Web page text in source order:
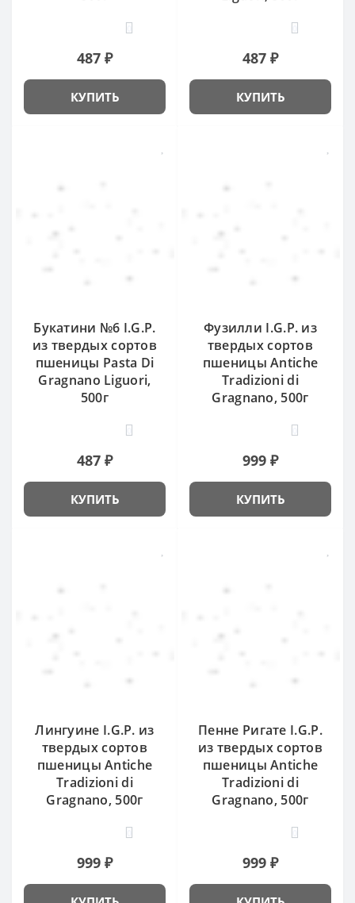
487 ₽
КУПИТЬ
487 ₽
КУПИТЬ
Букатини №6 I.G.P.
из твердых сортов
пшеницы Pasta Di
Gragnano Liguori,
500г
487 ₽
КУПИТЬ
Фузилли I.G.P. из
твердых сортов
пшеницы Antiche
Tradizioni di
Gragnano, 500г
999 ₽
КУПИТЬ
Лингуине I.G.P. из
твердых сортов
пшеницы Antiche
Tradizioni di
Gragnano, 500г
999 ₽
Пенне Ригате I.G.P.
из твердых сортов
пшеницы Antiche
Tradizioni di
Gragnano, 500г
999 ₽